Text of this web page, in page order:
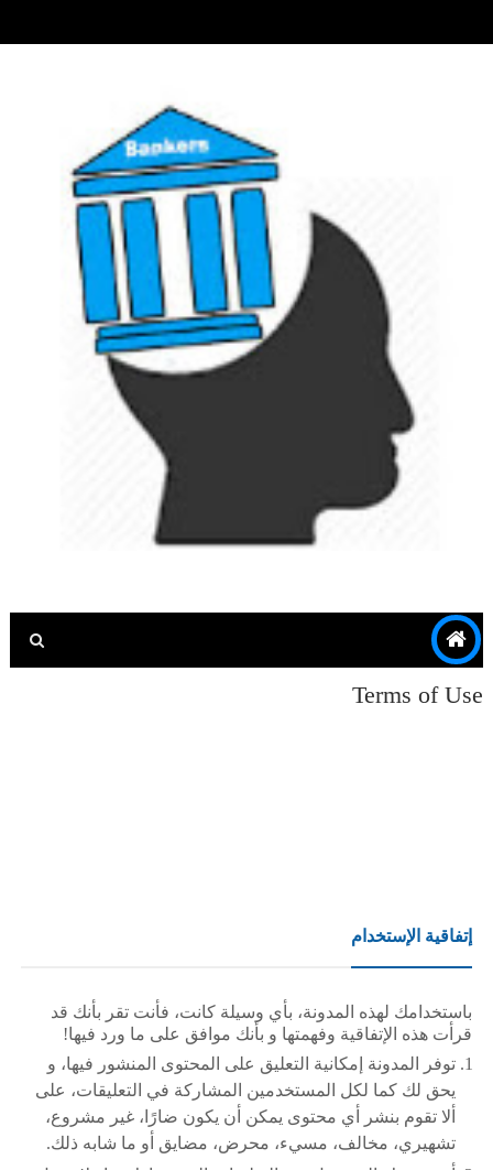
Terms of Use
إتفاقية الإستخدام
باستخدامك ﻟﻬﺬﻩ ﺍﻟﻤﺪﻭﻧﺔ، ﺑﺄﻱ ﻭﺳﻴﻠﺔ ﻛﺎﻧﺖ، ﻓﺄﻧﺖ ﺗﻘﺮ ﺑﺄﻧﻚ ﻗﺪ
ﻗﺮﺃﺕ ﻫﺬﻩ ﺍلإﺗﻔﺎﻗﻴﺔ ﻭﻓﻬﻤﺘﻬﺎ ﻭ ﺑﺄﻧﻚ ﻣﻮﺍﻓﻖ ﻋﻠﻰ ﻣﺎ ﻭﺭﺩ ﻓﻴﻬﺎ!
ﺗﻮﻓﺮ ﺍﻟﻤﺪﻭﻧﺔ ﺇﻣﻜﺎﻧﻴﺔ ﺍﻟﺘﻌﻠﻴﻖ ﻋﻠﻰ ﺍﻟﻤﺤﺘﻮﻯ ﺍﻟﻤﻨﺸﻮﺭ ﻓﻴﻬﺎ، و
ﻳﺤﻖ ﻟﻚ ﻛﻤﺎ ﻟﻜﻞ ﺍﻟﻤﺴﺘﺨﺪﻣﻴﻦ ﺍﻟﻤﺸﺎﺭﻛﺔ ﻓﻲ التعليقات، ﻋﻠﻰ
ﺃﻻ ﺗﻘﻮﻡ ﺑﻨﺸﺮ ﺃﻱ ﻣﺤﺘﻮﻯ ﻳﻤﻜﻦ ﺃﻥ ﻳﻜﻮﻥ ﺿﺎﺭًﺍ، ﻏﻴﺮ ﻣﺸﺮﻭﻉ،
ﺗﺸﻬﻴﺮﻱ، ﻣﺨﺎﻟﻒ، ﻣﺴﻲﺀ، ﻣﺤﺮﺽ، ﻣﻀﺎﻳﻖ ﺃﻭ ﻣﺎ ﺷﺎﺑﻪ ﺫﻟﻚ.